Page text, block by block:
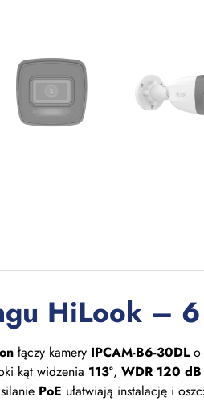
HiLook –
łączy kamery IPCAM-B6-30DLo
kąt widzenia 113°, WDR 120 dB
PoE ułatwiają instalację i